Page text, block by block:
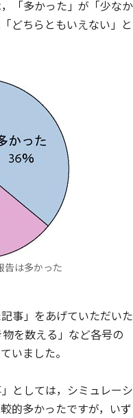
「多かった」が「少なか
どちらともいえない」と
は多かった
事」をあげていただいた
を数える」など各号の
いました。
としては，シミュレーシ
的多かったですが，いず